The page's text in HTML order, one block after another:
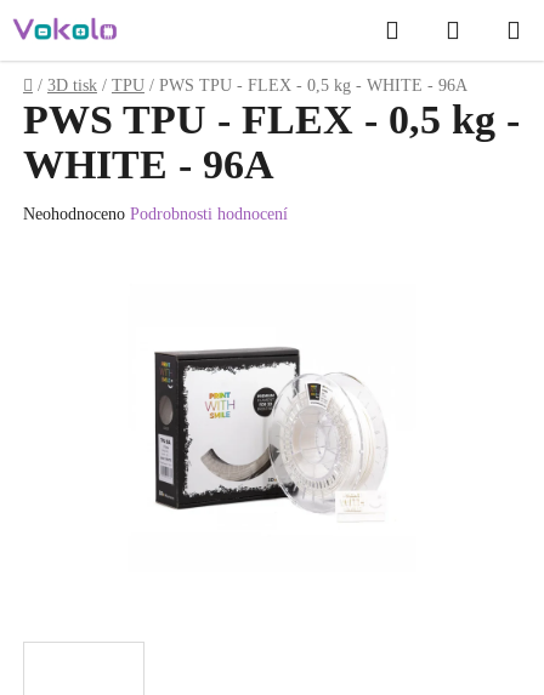
na
obsah
Hledat
KOŠÍK
Domů
/ 3D tisk / TPU / PWS TPU - FLEX - 0,5 kg - WHITE - 96A
PWS TPU - FLEX - 0,5 kg -
WHITE - 96A
Průměrné
Neohodnoceno Podrobnosti hodnocení